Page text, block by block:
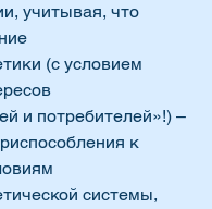
учитывая, что
(с условием
и потребителей»!) –
к
системы,